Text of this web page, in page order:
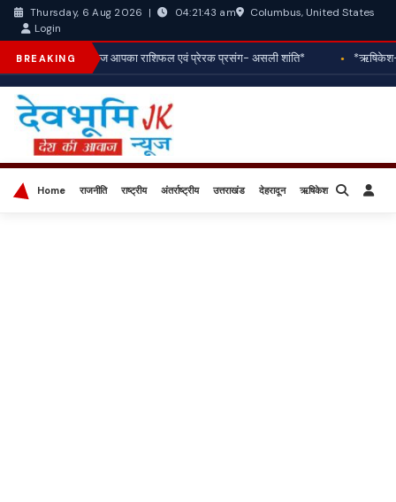
Thursday, 6 Aug 2026 | 04:21:46 am
Columbus, United States
Login
BREAKING *आज आपका राशिफल एवं प्रेरक प्रसंग- असली शांति* *ऋषिकेश-
Home राजनीति राष्ट्रीय अंतर्राष्ट्रीय उत्तराखंड देहरादून ऋषिकेश बिज़नेस